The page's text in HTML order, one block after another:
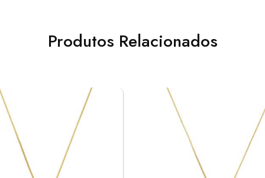
Produtos Relacionados